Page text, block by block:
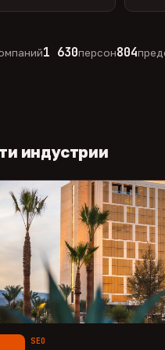
1 630персон804
индустрии
SEO